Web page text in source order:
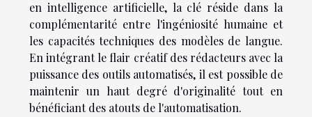
en intelligence artificielle, la clé réside dans la
complémentarité entre l'ingéniosité humaine et
les capacités techniques des modèles de langue.
En intégrant le flair créatif des rédacteurs avec la
puissance des outils automatisés, il est possible de
maintenir un haut degré d'originalité tout en
bénéficiant des atouts de l'automatisation.